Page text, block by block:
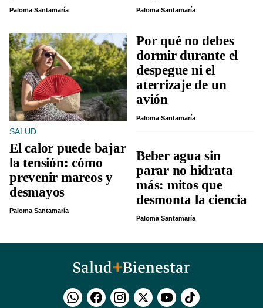
Paloma Santamaría Paloma Santamaría
SALUD
El calor puede bajar
la tensión: cómo
prevenir mareos y
desmayos
Paloma Santamaría
Por qué no debes
dormir durante el
despegue ni el
aterrizaje de un
avión
Paloma Santamaría
Beber agua sin
parar no hidrata
más: mitos que
desmonta la ciencia
Paloma Santamaría